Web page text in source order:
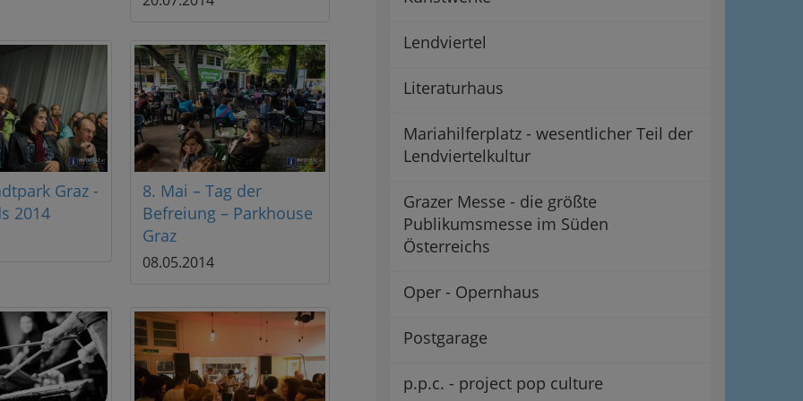
Graz -
2014
8. Mai – Tag der
Befreiung – Parkhouse
Graz
08.05.2014
Lendviertel
Literaturhaus
Mariahilferplatz - wesentlicher Teil der
Lendviertelkultur
Grazer Messe - die größte
Publikumsmesse im Süden
Österreichs
Oper - Opernhaus
Postgarage
p.p.c. - project pop culture